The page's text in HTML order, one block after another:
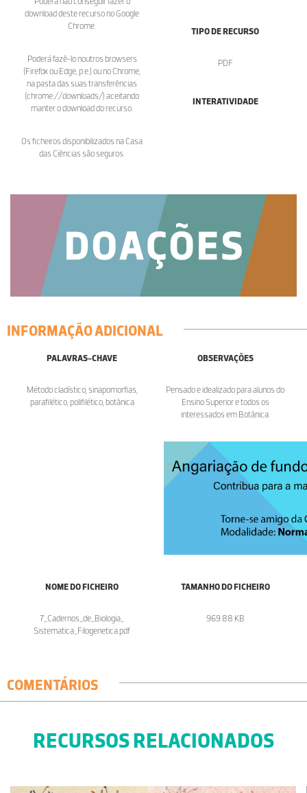
download deste recurso no Google
Chrome.
Poderá fazê-lo noutros browsers
(Firefox ou Edge, p.e.) ou no Chrome,
na pasta das suas transferências
(chrome://downloads/) aceitando
manter o download do recurso.
Os ficheiros disponibilizados na Casa
das Ciências são seguros.
TIPO DE RECURSO
PDF
INTERATIVIDADE
INFORMAÇÃO ADICIONAL
PALAVRAS-CHAVE
Método cladístico, sinapomorfias,
parafilético, polifilético, botânica
OBSERVAÇÕES
Pensado e idealizado para alunos do
Ensino Superior e todos os
interessados em Botânica.
NOME DO FICHEIRO
7_Cadernos_de_Biologia_
Sistematica_Filogenetica.pdf
TAMANHO DO FICHEIRO
969.88 KB
COMENTÁRIOS
RECURSOS RELACIONADOS